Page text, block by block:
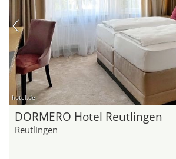
hotel.de
DORMERO Hotel Reutlingen
Reutlingen